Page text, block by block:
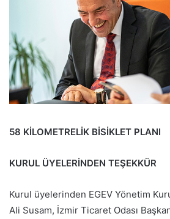
58 KİLOMETRELİK BİSİKLET PLANI
KURUL ÜYELERİNDEN TEŞEKKÜR
Kurul üyelerinden EGEV Yönetim
Ali Susam, İzmir Ticaret Odası